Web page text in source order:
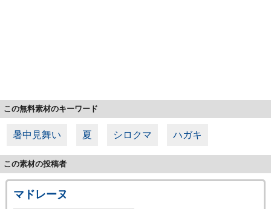
この無料素材のキーワード
暑中見舞い 夏 シロクマ ハガキ
この素材の投稿者
マドレーヌ